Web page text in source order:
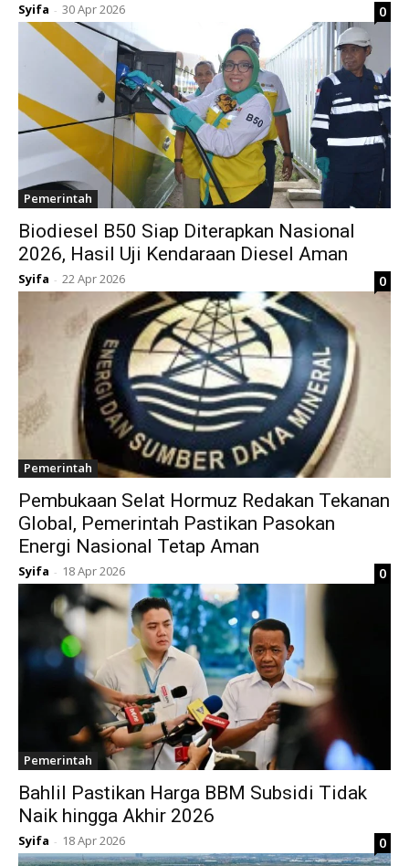
Syifa - 30 Apr 2026 0
Pemerintah
Biodiesel B50 Siap Diterapkan Nasional
2026, Hasil Uji Kendaraan Diesel Aman
Syifa - 22 Apr 2026 0
Pemerintah
Pembukaan Selat Hormuz Redakan Tekanan
Global, Pemerintah Pastikan Pasokan
Energi Nasional Tetap Aman
Syifa - 18 Apr 2026 0
Pemerintah
Bahlil Pastikan Harga BBM Subsidi Tidak
Naik hingga Akhir 2026
Syifa - 18 Apr 2026 0